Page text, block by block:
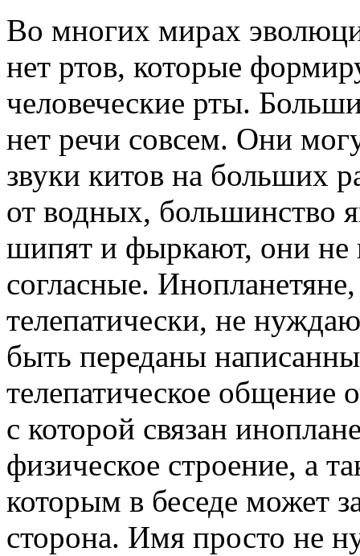
Во многих мирах
нет ртов, которые
человеческие рты.
нет речи совсем. Они
звуки китов на больших
от водных, большинство
шипят и фыркают, они не
согласные.
телепатически, не
быть переданы
телепатическое общение
с которой связан
физическое строение, а
которым в беседе может
сторона. Имя просто не